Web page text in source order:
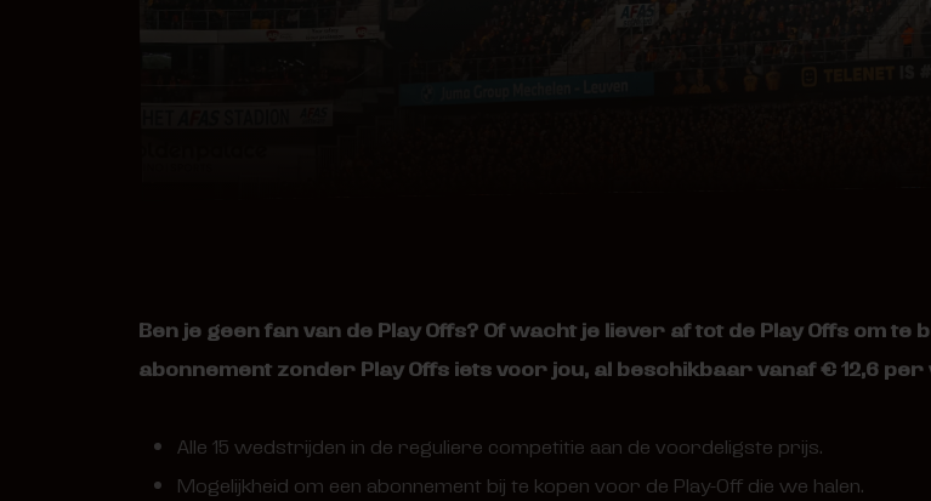
Ben je geen fan van de Play Offs? Of wacht je liever af tot de Play Offs om te
abonnement zonder Play Offs iets voor jou, al beschikbaar vanaf € 12,6
Alle 15 wedstrijden in de reguliere competitie aan de voordeligste prijs.
Mogelijkheid om een abonnement bij te kopen voor de Play-Off die we halen.